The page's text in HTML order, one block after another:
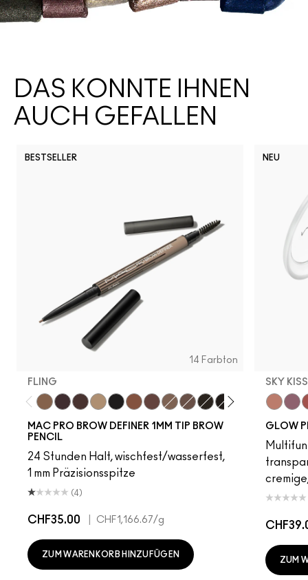
DAS KÖNNTE IHNEN
AUCH GEFALLEN
BESTSELLER
14 Farbton
FLING
MAC PRO BROW DEFINER 1MM TIP BROW
PENCIL
24 Stunden Halt, wischfest/wasserfest,
1 mm Präzisionsspitze
(4)
CHF35.00 CHF1,166.67/g
ZUM WARENKORB HINZUFÜGEN
NEU
SKY
GLOW
ZUM